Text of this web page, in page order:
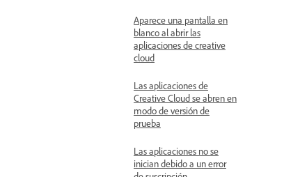
Aparece una pantalla en
blanco al abrir las
aplicaciones de creative
cloud
Las aplicaciones de
Creative Cloud se abren en
modo de versión de
prueba
Las aplicaciones no se
inician debido a un error